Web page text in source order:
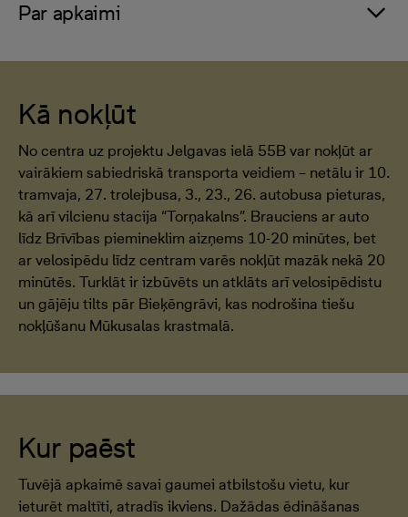
Par apkaimi
Kā nokļūt
No centra uz projektu Jelgavas ielā 55B var nokļūt ar
vairākiem sabiedriskā transporta veidiem – netālu ir 10.
tramvaja, 27. trolejbusa, 3., 23., 26. autobusa pieturas,
kā arī vilcienu stacija “Torņakalns”. Brauciens ar auto
līdz Brīvības piemineklim aizņems 10-20 minūtes, bet
ar velosipēdu līdz centram varēs nokļūt mazāk nekā 20
minūtēs. Turklāt ir izbūvēts un atklāts arī velosipēdistu
un gājēju tilts pār Bieķēngrāvi, kas nodrošina tiešu
nokļūšanu Mūkusalas krastmalā.
Kur paēst
Tuvējā apkaimē savai gaumei atbilstošu vietu, kur
ieturēt maltīti, atradīs ikviens. Dažādas ēdināšanas